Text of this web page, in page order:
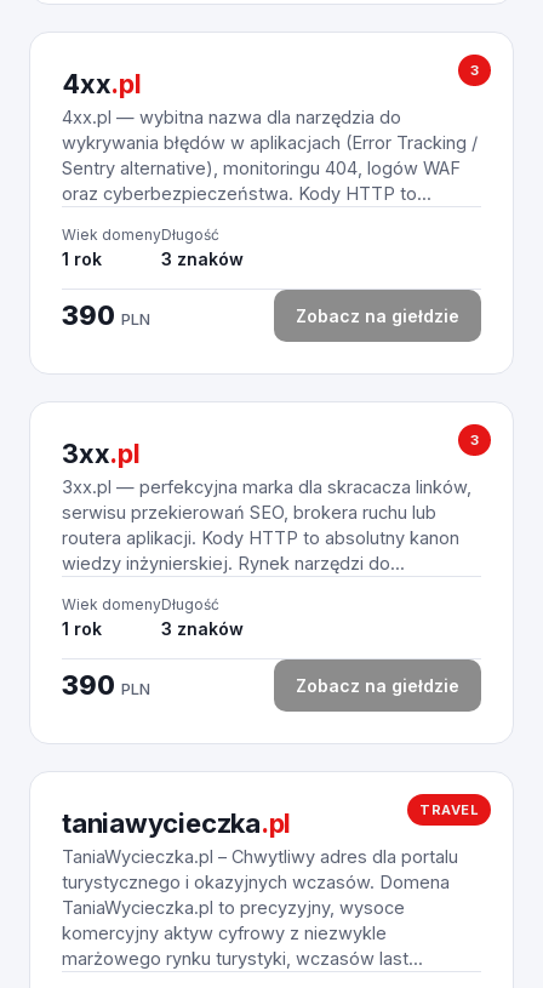
3
4xx.pl
4xx.pl — wybitna nazwa dla narzędzia do
wykrywania błędów w aplikacjach (Error Tracking /
Sentry alternative), monitoringu 404, logów WAF
oraz cyberbezpieczeństwa. Kody HTTP to...
Wiek domeny
1 rok
Długość
3 znaków
390 PLN Zobacz na giełdzie
3
3xx.pl
3xx.pl — perfekcyjna marka dla skracacza linków,
serwisu przekierowań SEO, brokera ruchu lub
routera aplikacji. Kody HTTP to absolutny kanon
wiedzy inżynierskiej. Rynek narzędzi do...
Wiek domeny
1 rok
Długość
3 znaków
390 PLN Zobacz na giełdzie
TRAVEL
taniawycieczka.pl
TaniaWycieczka.pl – Chwytliwy adres dla portalu
turystycznego i okazyjnych wczasów. Domena
TaniaWycieczka.pl to precyzyjny, wysoce
komercyjny aktyw cyfrowy z niezwykle
marżowego rynku turystyki, wczasów last...